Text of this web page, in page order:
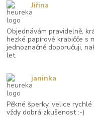
Objednávám pravidelně,
hezké papírové krabičče s
jednoznačně doporučuji,
let.
Jiřina
Pěkné šperky, velice
vždy dobrá zkušenost :-)
janinka